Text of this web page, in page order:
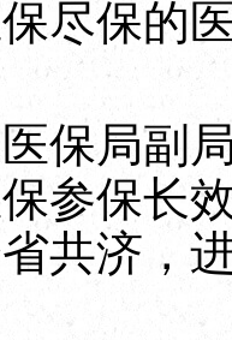
尽保的
局副局
参保长
共济，